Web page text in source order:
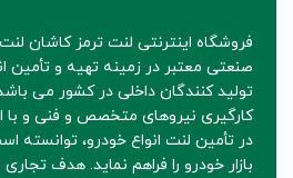
فروشگاه اینترنتی لنت ترمز کاشان
صنعتی معتبر در زمینه تهیه و تأمین
تولید کنندگان داخلی در کشور می
کارگیری نیروهای متخصص و فنی و با
در تأمین لنت انواع خودرو، توانسته
بازار خودرو را فراهم نماید. هدف